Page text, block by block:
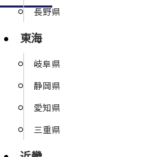
長野県
東海
岐阜県
静岡県
愛知県
三重県